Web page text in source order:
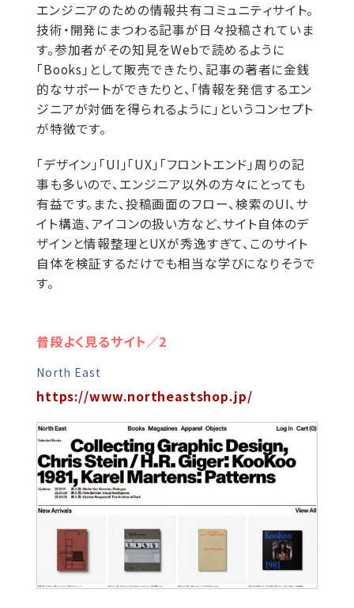
エンジニアのための情報共有コミュニティサイト。
技術・開発にまつわる記事が日々投稿されていま
す。参加者がその知見をWebで読めるように
「Books」として販売できたり、記事の著者に金銭
的なサポートができたりと、「情報を発信するエン
ジニアが対価を得られるように」というコンセプト
が特徴です。
「デザイン」「UI」「UX」「フロントエンド」周りの記
事も多いので、エンジニア以外の方々にとっても
有益です。また、投稿画面のフロー、検索のUI、サ
イト構造、アイコンの扱い方など、サイト自体のデ
ザインと情報整理とUXが秀逸すぎて、このサイト
自体を検証するだけでも相当な学びになりそうで
す。
普段よく見るサイト／2
North East
https://www.northeastshop.jp/